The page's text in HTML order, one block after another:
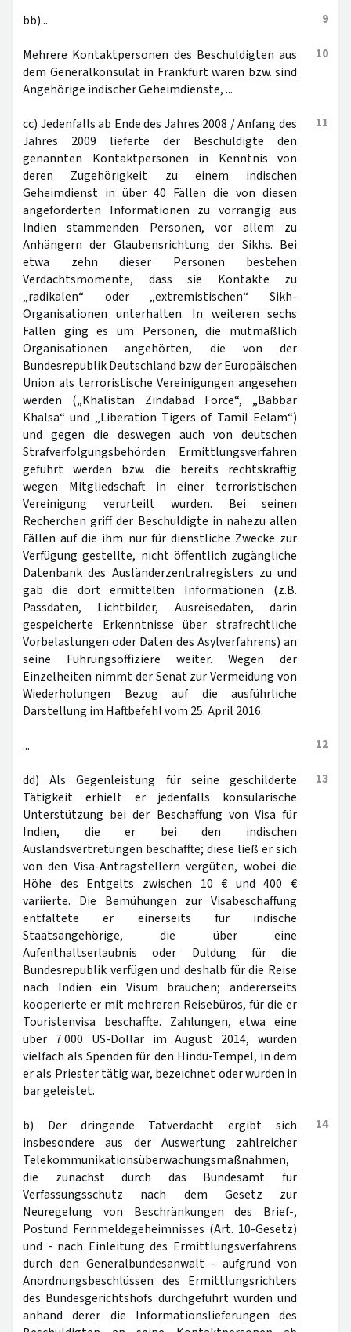
9
bb)...
10
Mehrere Kontaktpersonen des Beschuldigten aus
dem Generalkonsulat in Frankfurt waren bzw. sind
Angehörige indischer Geheimdienste, ...
11
cc) Jedenfalls ab Ende des Jahres 2008 / Anfang des
Jahres 2009 lieferte der Beschuldigte den
genannten Kontaktpersonen in Kenntnis von
deren Zugehörigkeit zu einem indischen
Geheimdienst in über 40 Fällen die von diesen
angeforderten Informationen zu vorrangig aus
Indien stammenden Personen, vor allem zu
Anhängern der Glaubensrichtung der Sikhs. Bei
etwa zehn dieser Personen bestehen
Verdachtsmomente, dass sie Kontakte zu
„radikalen“ oder „extremistischen“ Sikh-
Organisationen unterhalten. In weiteren sechs
Fällen ging es um Personen, die mutmaßlich
Organisationen angehörten, die von der
Bundesrepublik Deutschland bzw. der Europäischen
Union als terroristische Vereinigungen angesehen
werden („Khalistan Zindabad Force“, „Babbar
Khalsa“ und „Liberation Tigers of Tamil Eelam“)
und gegen die deswegen auch von deutschen
Strafverfolgungsbehörden Ermittlungsverfahren
geführt werden bzw. die bereits rechtskräftig
wegen Mitgliedschaft in einer terroristischen
Vereinigung verurteilt wurden. Bei seinen
Recherchen griff der Beschuldigte in nahezu allen
Fällen auf die ihm nur für dienstliche Zwecke zur
Verfügung gestellte, nicht öffentlich zugängliche
Datenbank des Ausländerzentralregisters zu und
gab die dort ermittelten Informationen (z.B.
Passdaten, Lichtbilder, Ausreisedaten, darin
gespeicherte Erkenntnisse über strafrechtliche
Vorbelastungen oder Daten des Asylverfahrens) an
seine Führungsoffiziere weiter. Wegen der
Einzelheiten nimmt der Senat zur Vermeidung von
Wiederholungen Bezug auf die ausführliche
Darstellung im Haftbefehl vom 25. April 2016.
12
...
13
dd) Als Gegenleistung für seine geschilderte
Tätigkeit erhielt er jedenfalls konsularische
Unterstützung bei der Beschaffung von Visa für
Indien, die er bei den indischen
Auslandsvertretungen beschaffte; diese ließ er sich
von den Visa-Antragstellern vergüten, wobei die
Höhe des Entgelts zwischen 10 € und 400 €
variierte. Die Bemühungen zur Visabeschaffung
entfaltete er einerseits für indische
Staatsangehörige, die über eine
Aufenthaltserlaubnis oder Duldung für die
Bundesrepublik verfügen und deshalb für die Reise
nach Indien ein Visum brauchen; andererseits
kooperierte er mit mehreren Reisebüros, für die er
Touristenvisa beschaffte. Zahlungen, etwa eine
über 7.000 US-Dollar im August 2014, wurden
vielfach als Spenden für den Hindu-Tempel, in dem
er als Priester tätig war, bezeichnet oder wurden in
bar geleistet.
14
b) Der dringende Tatverdacht ergibt sich
insbesondere aus der Auswertung zahlreicher
Telekommunikationsüberwachungsmaßnahmen,
die zunächst durch das Bundesamt für
Verfassungsschutz nach dem Gesetz zur
Neuregelung von Beschränkungen des Brief-,
Postund Fernmeldegeheimnisses (Art. 10-Gesetz)
und - nach Einleitung des Ermittlungsverfahrens
durch den Generalbundesanwalt - aufgrund von
Anordnungsbeschlüssen des Ermittlungsrichters
des Bundesgerichtshofs durchgeführt wurden und
anhand derer die Informationslieferungen des